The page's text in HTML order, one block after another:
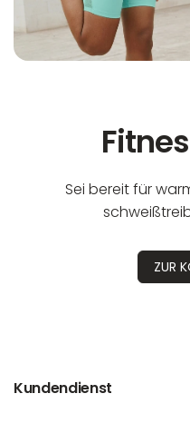
Sei bereit für
ZUR
Kundendienst